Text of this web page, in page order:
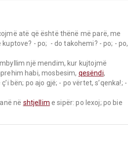
kuptove? - po;  - do takohemi? - po; - po,
një mendim, kur kujtojmë
habi, mosbesim, qesëndi,
ç’i bën; po ajo gjë; - po vërtet, s’qenka!; -
në shtjellim e sipër: po lexoj; po bie